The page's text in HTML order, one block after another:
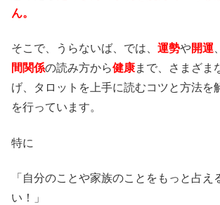
ん。
そこで、うらないば、では、 運勢や開運
間関係の読み方から健康まで、さまざま
げ、タロットを上手に読むコツと方法を
を行っています。
特に
「自分のことや家族のことをもっと占え
い！」